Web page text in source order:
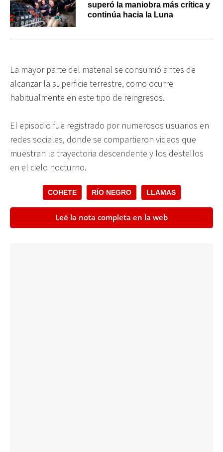
superó la maniobra más crítica y
continúa hacia la Luna
La mayor parte del material se consumió antes de
alcanzar la superficie terrestre, como ocurre
habitualmente en este tipo de reingresos.
El episodio fue registrado por numerosos usuarios en
redes sociales, donde se compartieron videos que
muestran la trayectoria descendente y los destellos
en el cielo nocturno.
COHETE RÍO NEGRO LLAMAS
Leé la nota completa en la web